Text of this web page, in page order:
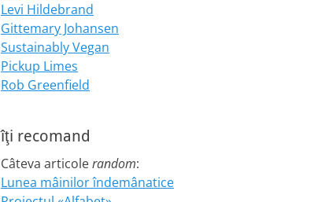
Levi Hildebrand
Gittemary Johansen
Sustainably Vegan
Pickup Limes
Rob Greenfield
îţi recomand
Câteva articolerandom:
Lunea mâinilor îndemânatice